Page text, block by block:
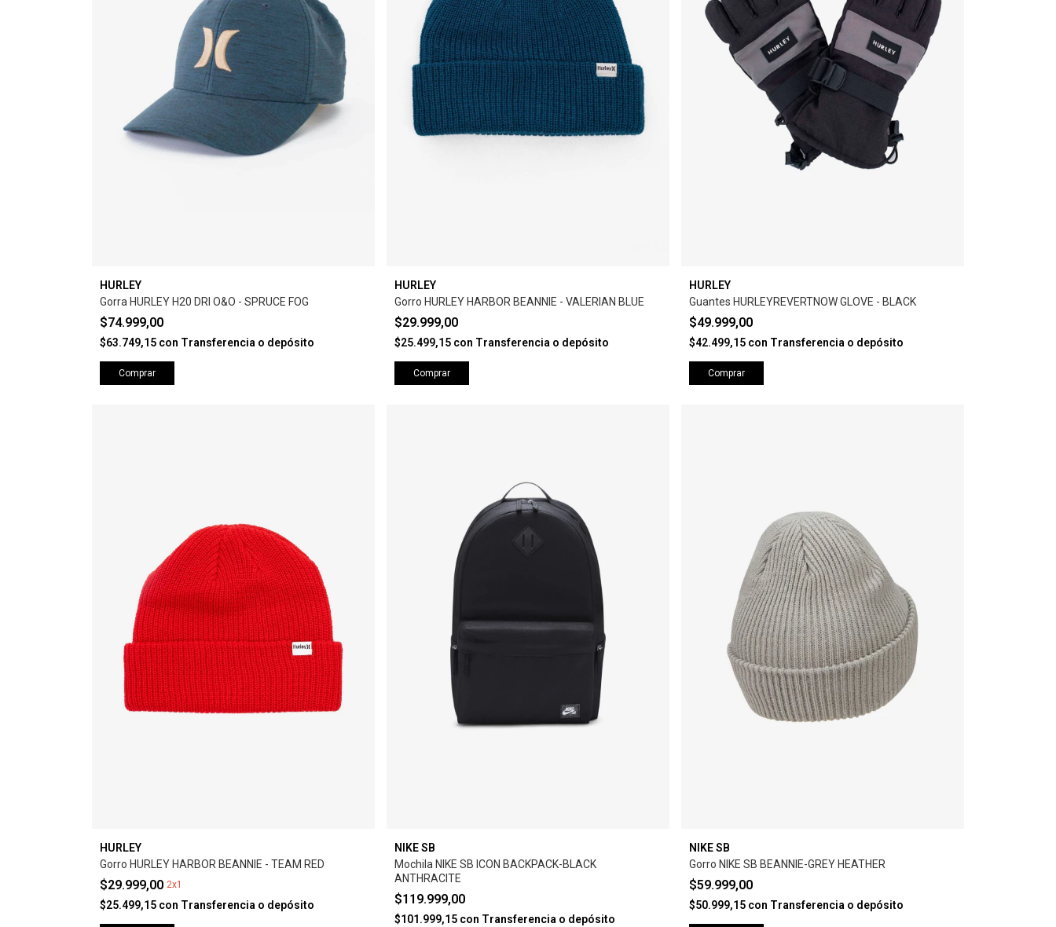
HURLEY
Gorra HURLEY H20 DRI O&O - SPRUCE FOG
$74.999,00
$63.749,15 con Transferencia o depósito
Comprar
HURLEY
Gorro HURLEY HARBOR BEANNIE - VALERIAN BLUE
$29.999,00
$25.499,15 con Transferencia o depósito
Comprar
HURLEY
Guantes HURLEYREVERTNOW GLOVE - BLACK
$49.999,00
$42.499,15 con Transferencia o depósito
Comprar
HURLEY
Gorro HURLEY HARBOR BEANNIE - TEAM RED
$29.999,00 2x1
$25.499,15 con Transferencia o depósito
NIKE SB
Mochila NIKE SB ICON BACKPACK-BLACK
ANTHRACITE
$119.999,00
$101.999,15 con Transferencia o depósito
NIKE SB
Gorro NIKE SB BEANNIE-GREY HEATHER
$59.999,00
$50.999,15 con Transferencia o depósito